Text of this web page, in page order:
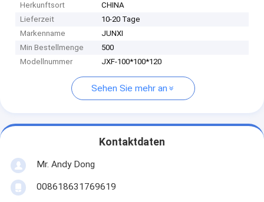
Herkunftsort
CHINA
Lieferzeit
10-20 Tage
Markenname
JUNXI
Min Bestellmenge
500
Modellnummer
JXF-100*100*120
Sehen Sie mehr an
Kontaktdaten
Mr. Andy Dong
008618631769619